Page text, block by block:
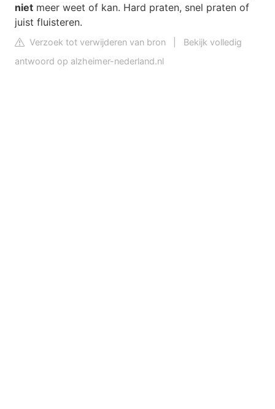
niet meer weet of kan. Hard praten, snel praten of
juist fluisteren.
Verzoek tot verwijderen van bron
Bekijk volledig
antwoord op alzheimer-nederland.nl